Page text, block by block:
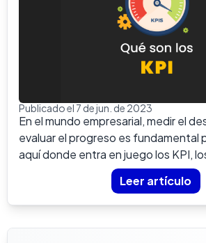
Publicado el 7 de jun. de 2023
En el mundo empresarial, medir el
evaluar el progreso es fundamental
aquí donde entra en juego los KPI,
Leer artículo